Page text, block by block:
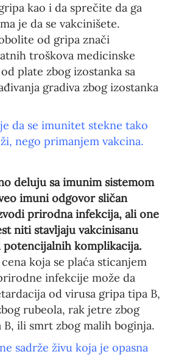
kao i da sprečite da ga
je da se vakcinišete.
od gripa znači
troškova medicinske
plate zbog izostanka sa
gradiva zbog izostanka
da se imunitet stekne tako
nego primanjem vakcina.
deluju sa imunim sistemom
imuni odgovor sličan
prirodna infekcija, ali one
niti stavljaju vakcinisanu
komplikacija.
koja se plaća sticanjem
infekcije može da
od virusa gripa tipa B,
rubeola, rak jetre zbog
ili smrt zbog malih boginja.
sadrže živu koja je opasna